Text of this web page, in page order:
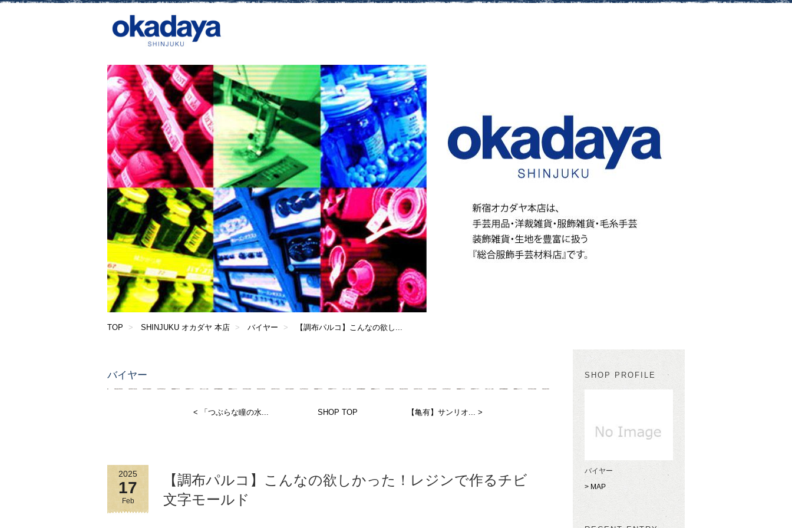
TOP SHINJUKU オカダヤ 本店 バイヤー 【調布パルコ】こんなの欲し...
バイヤー
< 「つぶらな瞳の水... SHOP TOP 【亀有】サンリオ... >
2025
17
Feb
【調布パルコ】こんなの欲しかった！レジンで作るチビ
文字モールド
SHOP PROFILE
バイヤー
> MAP